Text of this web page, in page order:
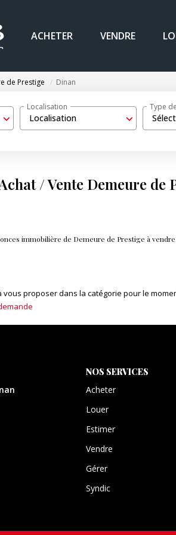
ACHETER VENDRE
de Prestige Dinan
Localisation
Localisation Type
/ Vente Demeure
immobilière de Demeure de Prestige à
proposer dans la catégorie pour le
NOS SERVICES
Acheter
Louer
Estimer
Vendre
Gérer
Syndic